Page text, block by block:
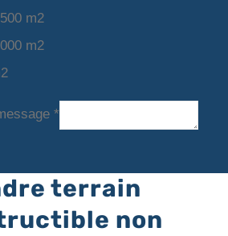
m2
m2
*
terrain
non